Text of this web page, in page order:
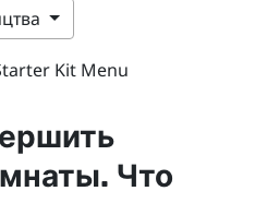
Kit Menu
Что